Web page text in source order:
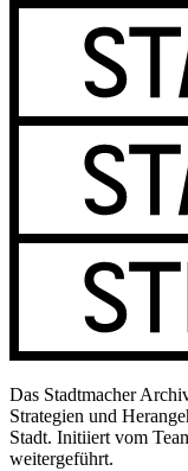
Das Stadtmacher
Strategien und
Stadt. Initiiert vom
weitergeführt.